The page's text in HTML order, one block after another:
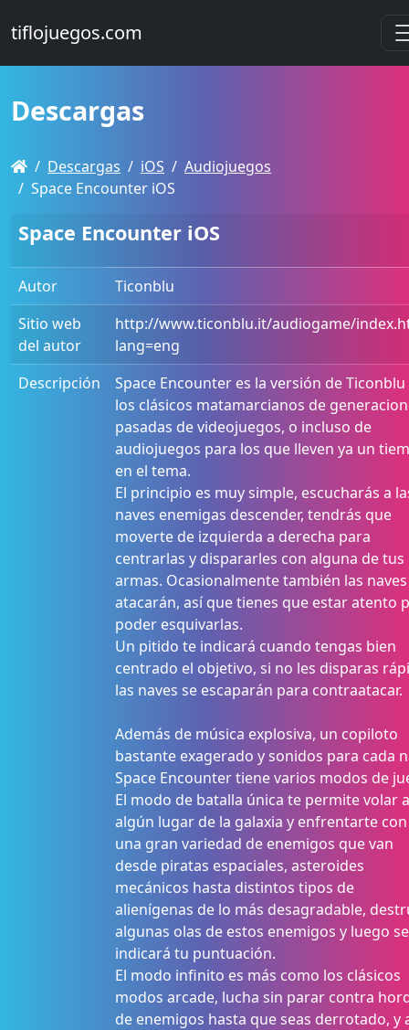
tiflojuegos.com
Descargas
Descargas iOS
Audiojuegos
Space Encounter iOS
Space Encounter iOS
Autor
Ticonblu
Sitio web
del autor
http://www.ticonblu.it/audiogame/
lang=eng
Descripción
Space Encounter es la versión de Ticonblu
los clásicos matamarcianos de
pasadas de videojuegos, o incluso de
audiojuegos para los que lleven ya un
en el tema.
El principio es muy simple, escucharás a
naves enemigas descender, tendrás que
moverte de izquierda a derecha para
centrarlas y dispararles con alguna de tus
armas. Ocasionalmente también las
atacarán, así que tienes que estar atento
poder esquivarlas.
Un pitido te indicará cuando tengas bien
centrado el objetivo, si no les disparas
las naves se escaparán para contraatacar.
Además de música explosiva, un copiloto
bastante exagerado y sonidos para cada
Space Encounter tiene varios modos de
El modo de batalla única te permite volar a
algún lugar de la galaxia y enfrentarte con
una gran variedad de enemigos que van
desde piratas espaciales, asteroides
mecánicos hasta distintos tipos de
alienígenas de lo más desagradable,
algunas olas de estos enemigos y luego
indicará tu puntuación.
El modo infinito es más como los clásicos
modos arcade, lucha sin parar contra
de enemigos hasta que seas derrotado, y